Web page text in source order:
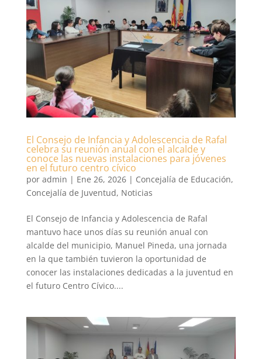
El Consejo de Infancia y Adolescencia de Rafal
celebra su reunión anual con el alcalde y
conoce las nuevas instalaciones para jóvenes
en el futuro centro cívico
por admin | Ene 26, 2026| Concejalía de Educación,
Concejalía de Juventud, Noticias
El Consejo de Infancia y Adolescencia de Rafal
mantuvo hace unos días su reunión anual con
alcalde del municipio, Manuel Pineda, una jornada
en la que también tuvieron la oportunidad de
conocer las instalaciones dedicadas a la juventud en
el futuro Centro Cívico....